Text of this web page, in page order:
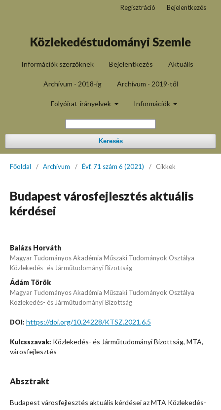
Közlekedéstudományi Szemle
Információk szerzőknek Bejelentkezés Aktuális
Archívum - 2018-ig Archívum - 2019-től
Folyóirat-irányelvek Információk
Keresés
Regisztráció Bejelentkezés
Főoldal / Archívum / Évf. 71 szám 6 (2021) / Cikkek
Budapest városfejlesztés aktuális
kérdései
Balázs Horváth
Magyar Tudományos Akadémia Műszaki Tudományok Osztálya
Közlekedés- és Járműtudományi Bizottság
Ádám Török
Magyar Tudományos Akadémia Műszaki Tudományok Osztálya
Közlekedés- és Járműtudományi Bizottság
DOI: https://doi.org/10.24228/KTSZ.2021.6.5
Kulcsszavak: Közlekedés- és Járműtudományi Bizottság, MTA,
városfejlesztés
Absztrakt
Budapest városfejlesztés aktuális kérdései az MTA Közlekedés-